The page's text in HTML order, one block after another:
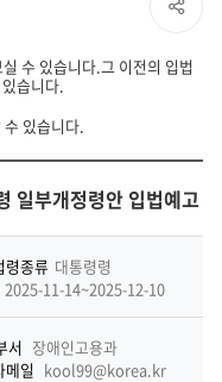
색
수 있습니다.그 이전의 입법
습니다.
SNS
공
열
기
있습니다.
일부개정령안 입법예고
령종류 대통령령
2025-11-14~2025-12-10
서 장애인고용과
메일 kool99@korea.kr